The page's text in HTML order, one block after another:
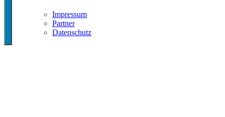
Impressum
Partner
Datenschutz